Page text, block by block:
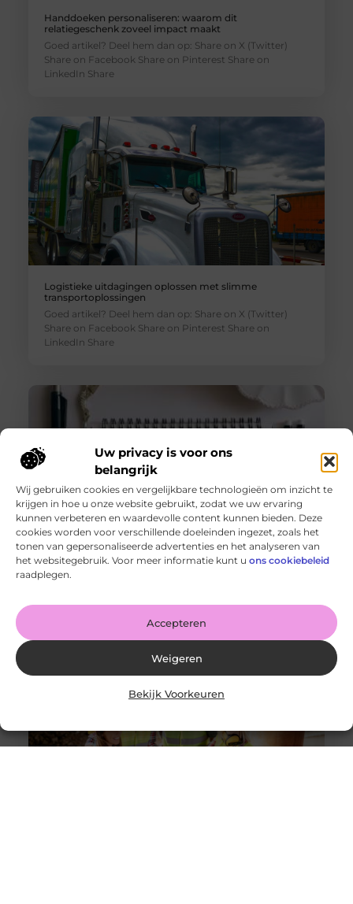
Uw privacy is voor ons
belangrijk
Wij gebruiken cookies en vergelijkbare technologieën om inzicht te
krijgen in hoe u onze website gebruikt, zodat we uw ervaring
kunnen verbeteren en waardevolle content kunnen bieden. Deze
cookies worden voor verschillende doeleinden ingezet, zoals het
tonen van gepersonaliseerde advertenties en het analyseren van
het websitegebruik. Voor meer informatie kunt u ons cookiebeleid
raadplegen.
Accepteren
Weigeren
Bekijk Voorkeuren
Handdoeken personaliseren: waarom dit
relatiegeschenk zoveel impact maakt
Goed artikel? Deel hem dan op: Share on X (Twitter)
Share on Facebook Share on Pinterest Share on
LinkedIn Share
Logistieke uitdagingen oplossen met slimme
transportoplossingen
Goed artikel? Deel hem dan op: Share on X (Twitter)
Share on Facebook Share on Pinterest Share on
LinkedIn Share
De voordelen van het drukken van kalenders voor jouw
bedrijf!
Goed artikel? Deel hem dan op: Share on X (Twitter)